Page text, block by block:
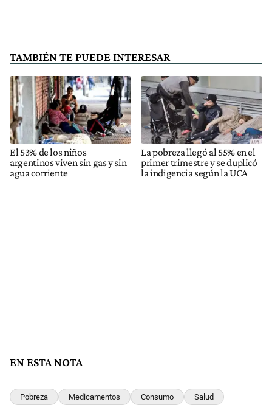
TAMBIÉN TE PUEDE INTERESAR
El 53% de los niños
argentinos viven sin gas y sin
agua corriente
La pobreza llegó al 55% en el
primer trimestre y se duplicó
la indigencia según la UCA
EN ESTA NOTA
Pobreza Medicamentos Consumo Salud